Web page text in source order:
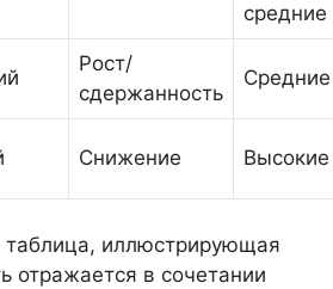
средние
Рост/
сдержанность
Средние
Снижение Высокие
таблица, иллюстрирующая
отражается в сочетании